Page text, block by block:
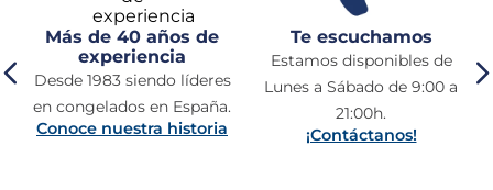
Más de 40 años de
experiencia
Desde 1983 siendo líderes
en congelados en España.
Conoce nuestra historia
Te escuchamos
Estamos disponibles de
Lunes a Sábado de 9:00 a
21:00h.
¡Contáctanos!